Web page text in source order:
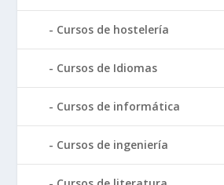
Cursos de hostelería
Cursos de Idiomas
Cursos de informática
Cursos de ingeniería